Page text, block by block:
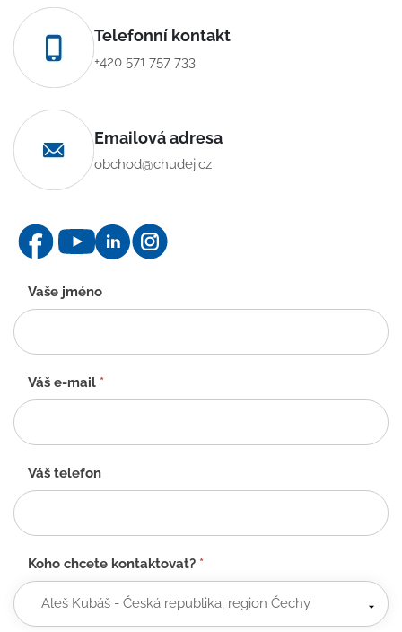
Telefonní kontakt
+420 571 757 733
Emailová adresa
obchod@chudej.cz
Kontaktní
formulář
-
CZ
Vaše jméno
Váš e-mail *
Váš telefon
Koho chcete kontaktovat? *